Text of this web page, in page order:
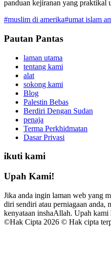
panduan kejiranan yang praktikal
#muslim di amerika#umat islam
Pautan Pantas
laman utama
tentang kami
alat
sokong kami
Blog
Palestin Bebas
Berdiri Dengan Sudan
penaja
Terma Perkhidmatan
Dasar Privasi
ikuti kami
Upah Kami!
Jika anda ingin laman web yang
diri sendiri atau perniagaan anda,
kenyataan inshaAllah. Upah kami
©Hak Cipta 2026 © Hak cipta